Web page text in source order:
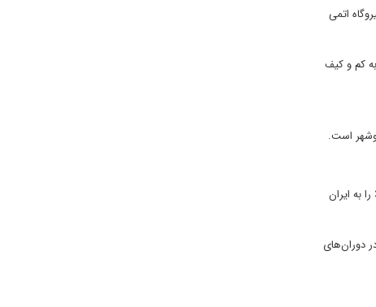
اتمی
به کم و کیف
.
اندازی نیروگاه بوشهر تعلل نماید و سیستم پدافند هوائی اس-300 را به ایران
دوران‌های